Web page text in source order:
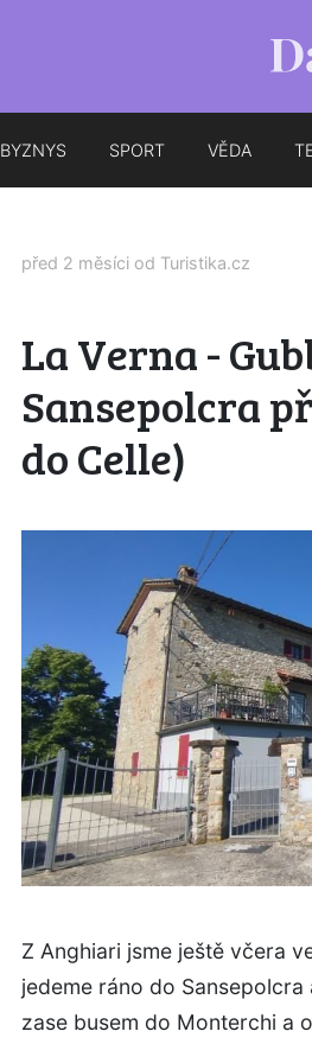
BYZNYS SPORT VĚDA
před 2 měsíci od Turistika.cz
La Verna -
Sansepolcra
do Celle)
Z Anghiari jsme ještě včera
jedeme ráno do
zase busem do Monterchi a